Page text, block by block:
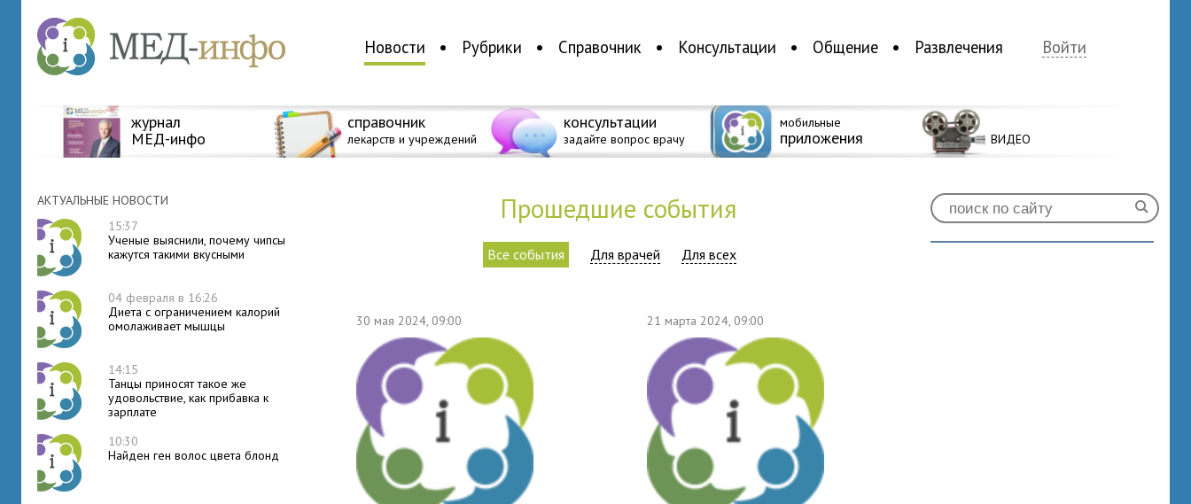
Новости Рубрики Справочник Консультации Общение Развлечения Войти
журнал
МЕД-инфо
справочник
лекарств и учреждений
консультации
задайте вопрос врачу
мобильные
приложения ВИДЕО
АКТУАЛЬНЫЕ НОВОСТИ
15:37
Ученые выяснили, почему чипсы
кажутся такими вкусными
04 февраля в 16:26
Диета с ограничением калорий
омолаживает мышцы
14:15
Танцы приносят такое же
удовольствие, как прибавка к
зарплате
10:30
Найден ген волос цвета блонд
Прошедшие события
Все события Для врачей Для всех
30 мая 2024, 09:00 21 марта 2024, 09:00